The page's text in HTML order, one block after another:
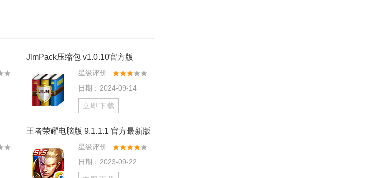
JlmPack压缩包 v1.0.10官方版
星级评价 :
日期：2024-09-14
立即下载
王者荣耀电脑版 9.1.1.1 官方最新版
星级评价 :
日期：2023-09-22